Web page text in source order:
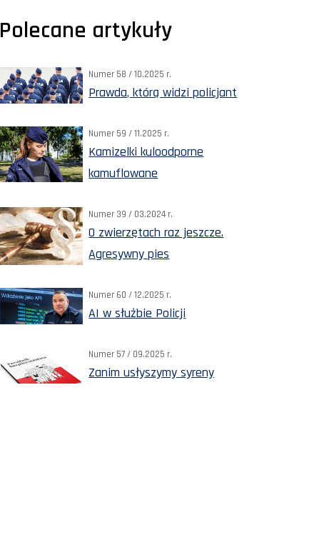
Polecane artykuły
Numer 58 / 10.2025 r.
Prawda, którą widzi policjant
Numer 59 / 11.2025 r.
Kamizelki kuloodporne
kamuflowane
Numer 39 / 03.2024 r.
O zwierzętach raz jeszcze.
Agresywny pies
Numer 60 / 12.2025 r.
AI w służbie Policji
Numer 57 / 09.2025 r.
Zanim usłyszymy syreny